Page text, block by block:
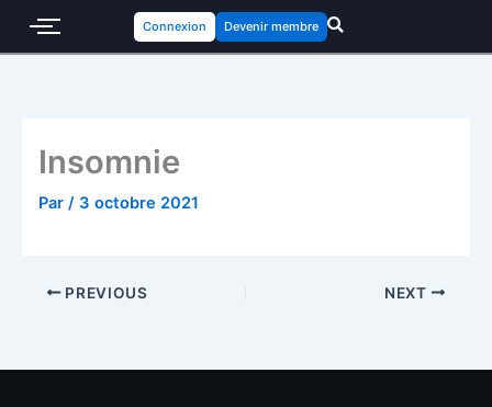
Connexion Devenir membre
Insomnie
Par / 3 octobre 2021
PREVIOUS NEXT